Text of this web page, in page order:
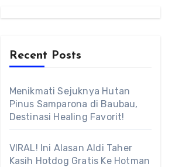
Recent Posts
Menikmati Sejuknya Hutan
Pinus Samparona di Baubau,
Destinasi Healing Favorit!
VIRAL! Ini Alasan Aldi Taher
Kasih Hotdog Gratis Ke Hotman